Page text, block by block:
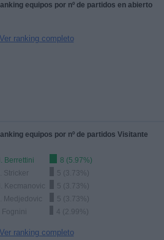
equipos por nº de partidos en abierto
Ver ranking completo
equipos por nº de partidos Visitante
Berrettini
8 (5.97%)
Stricker
5 (3.73%)
Kecmanovic
5 (3.73%)
Medjedovic
5 (3.73%)
Fognini
4 (2.99%)
Ver ranking completo